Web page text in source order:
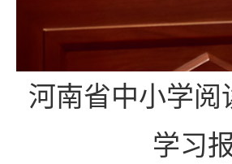
河南省中小学
学习